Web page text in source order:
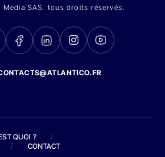
SAS. tous droits réservés.
QUOI ?
/
/ CONTACT